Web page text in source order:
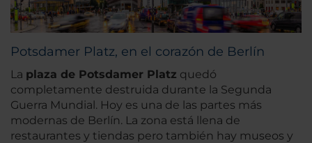
Potsdamer Platz, en el corazón de Berlín
La plaza de Potsdamer Platz quedó
completamente destruida durante la Segunda
Guerra Mundial. Hoy es una de las partes más
modernas de Berlín. La zona está llena de
restaurantes y tiendas pero también hay museos y